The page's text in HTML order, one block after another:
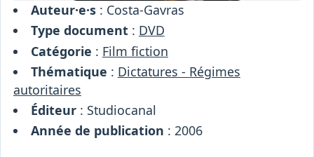
Auteur·e·s: Costa-Gavras
Type document: DVD
Catégorie : Film fiction
Thématique : Dictatures - Régimes
autoritaires
Éditeur: Studiocanal
Année de publication : 2006